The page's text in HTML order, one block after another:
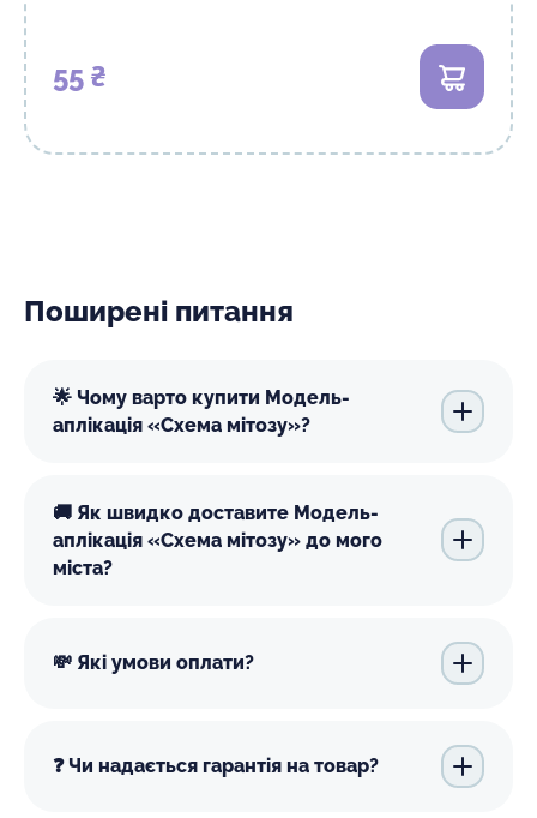
55 ₴ В кошик
Поширені питання
🌟 Чому варто купити Модель-
аплікація «Схема мітозу»?
🚚 Як швидко доставите Модель-
аплікація «Схема мітозу» до мого
міста?
💸 Які умови оплати?
❓ Чи надається гарантія на товар?